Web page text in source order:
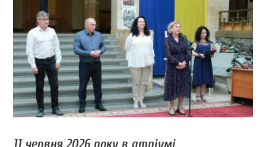
11 червня 2026 року в атріумі